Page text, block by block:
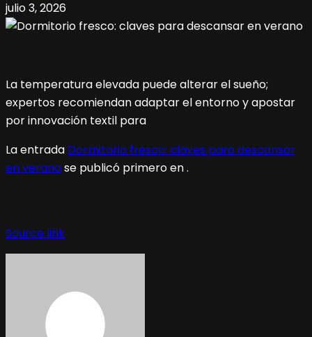
julio 3, 2026
La temperatura elevada puede alterar el sueño;
expertos recomiendan adaptar el entorno y apostar
por innovación textil para
La entrada Dormitorio fresco: claves para descansar
en verano se publicó primero en.
Source link